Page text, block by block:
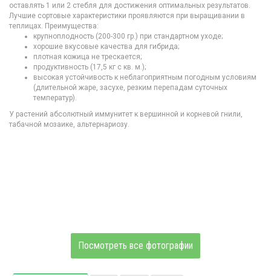
оставлять 1 или 2 стебля для достижения оптимальных результатов.
Лучшие сортовые характеристики проявляются при выращивании в
теплицах. Преимущества:
крупноплодность (200-300 гр.) при стандартном уходе;
хорошие вкусовые качества для гибрида;
плотная кожица не трескается;
продуктивность (17,5 кг с кв. м.);
высокая устойчивость к неблагоприятным погодным условиям
(длительной жаре, засухе, резким перепадам суточных
температур).
У растений абсолютный иммунитет к вершинной и корневой гнили,
табачной мозаике, альтернариозу.
Посмотреть все фотографии